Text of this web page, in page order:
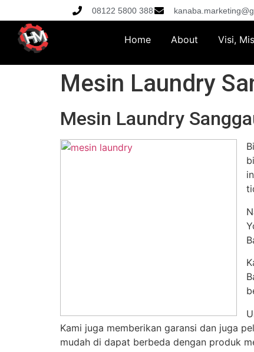
08122 5800 388
Home About Visi,
Mesin Laundry
Mesin Laundry
Kami juga memberikan garansi dan juga
mudah di dapat berbeda dengan produk